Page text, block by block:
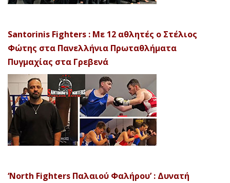
Santorinis Fighters : Με 12 αθλητές ο Στέλιος
Φώτης στα Πανελλήνια Πρωταθλήματα
Πυγμαχίας στα Γρεβενά
‘North Fighters Παλαιού Φαλήρου’ : Δυνατή